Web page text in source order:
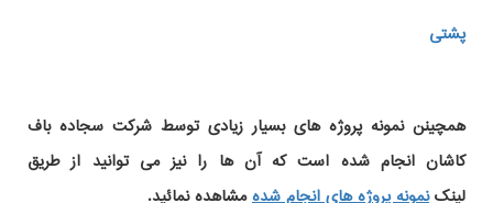
پشتی
همچینننمونه پروژه های بسیار زیادی توسط شرکت سجاده باف
کاشان انجام شده است که آن ها را نیز می توانید از طریق
لینکنمونه پروژه های انجام شدهمشاهده نمائید.